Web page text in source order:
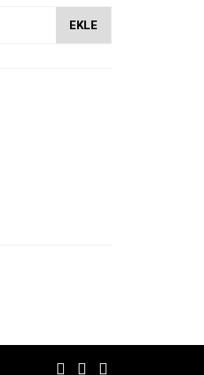
EKLE